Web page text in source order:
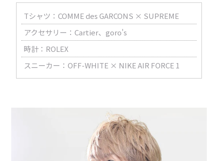
Tシャツ：COMME des GARCONS × SUPREME
アクセサリー：Cartier、goro's
時計：ROLEX
スニーカー：OFF-WHITE × NIKE AIR FORCE 1